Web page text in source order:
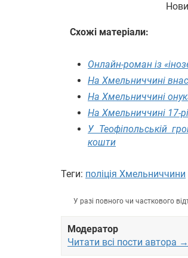
Схожі матеріали:
Онлайн-роман із
На Хмельниччині
На Хмельниччині
На Хмельниччині 17-
У Теофіпольській
кошти
Теги: поліція Хмельниччини
У разі повного чи часткового
Модератор
Читати всі пости автора →